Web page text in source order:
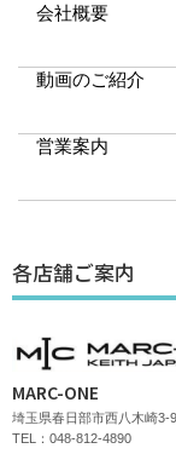
会社概要
動画のご紹介
営業案内
各店舗ご案内
MARC-ONE
埼玉県春日部市西八木崎3-
TEL：048-812-4890